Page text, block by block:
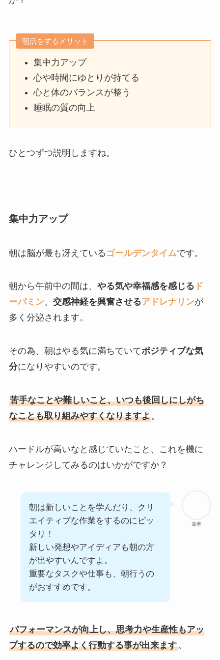
朝活をするメリット
集中力アップ
心や時間にゆとりが持てる
心と体のバランスが整う
睡眠の質の向上
ひとつずつ説明しますね。
集中力アップ
朝は脳が最も冴えている ゴールデンタイムです。
朝から午前中の間は、 やる気や幸福感を感じる ド
ーパミン、 交感神経を興奮させるアドレナリンが
多く分泌されます。
その為、朝はやる気に満ちていてポジティブな気
分になりやすいのです。
苦手なことや難しいこと、いつも後回しにしがち
なことも取り組みやすくなりますよ。
ハードルが高いなと感じていたこと、これを機に
チャレンジしてみるのはいかがですか？
筆者
朝は新しいことを学んだり、クリ
エイティブな作業をするのにピッ
タリ！
新しい発想やアイディアも朝の方
が出やすいんですよ。
重要なタスクや仕事も、朝行うの
がおすすめです。
パフォーマンスが向上し、思考力や生産性もアッ
プするので効率よく行動する事が出来ます。